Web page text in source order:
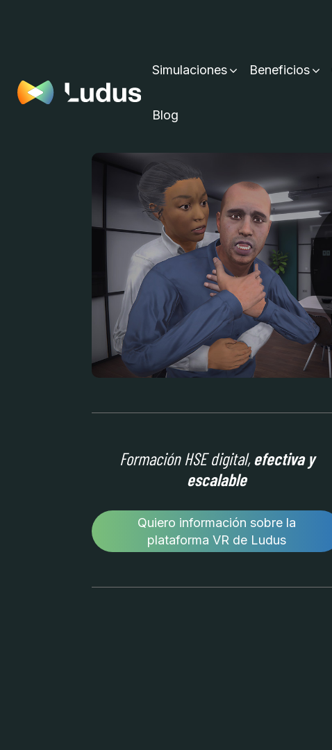
Simulaciones Beneficios
Blog
Formación HSE digital,efectiva y
escalable
Quiero información sobre la
plataforma VR de Ludus